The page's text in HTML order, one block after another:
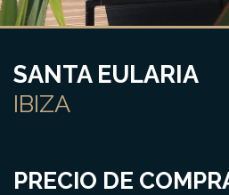
SANTA EULARIA
IBIZA
PRECIO DE